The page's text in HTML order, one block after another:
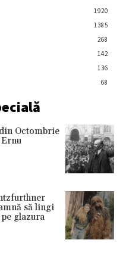
1920
1385
268
142
136
68
Octombrie
să lingi
glazura